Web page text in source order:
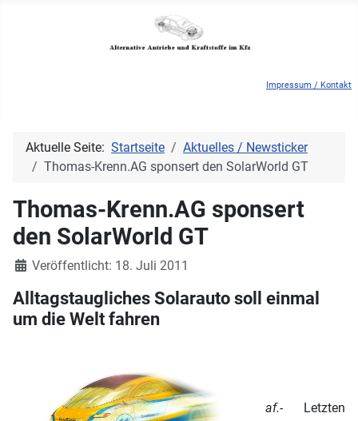
Impressum / Kontakt
Aktuelle Seite: Startseite
Aktuelles / Newsticker
Thomas-Krenn.AG sponsert den SolarWorld GT
Thomas-Krenn.AG sponsert
den SolarWorld GT
DetailsVeröffentlicht: 18. Juli 2011
Alltagstaugliches Solarauto soll einmal
um die Welt fahren
af.- Letzten